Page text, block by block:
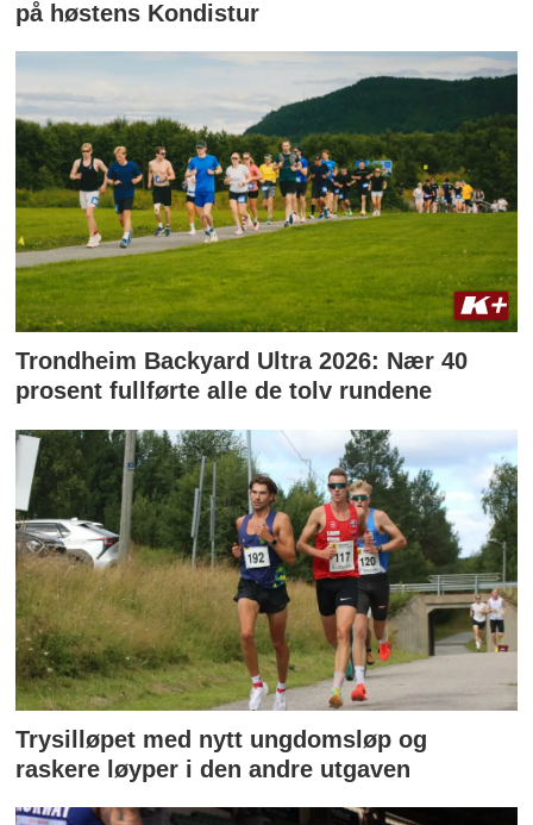
på høstens Kondistur
Trondheim Backyard Ultra 2026: Nær 40
prosent fullførte alle de tolv rundene
Trysilløpet med nytt ungdomsløp og
raskere løyper i den andre utgaven